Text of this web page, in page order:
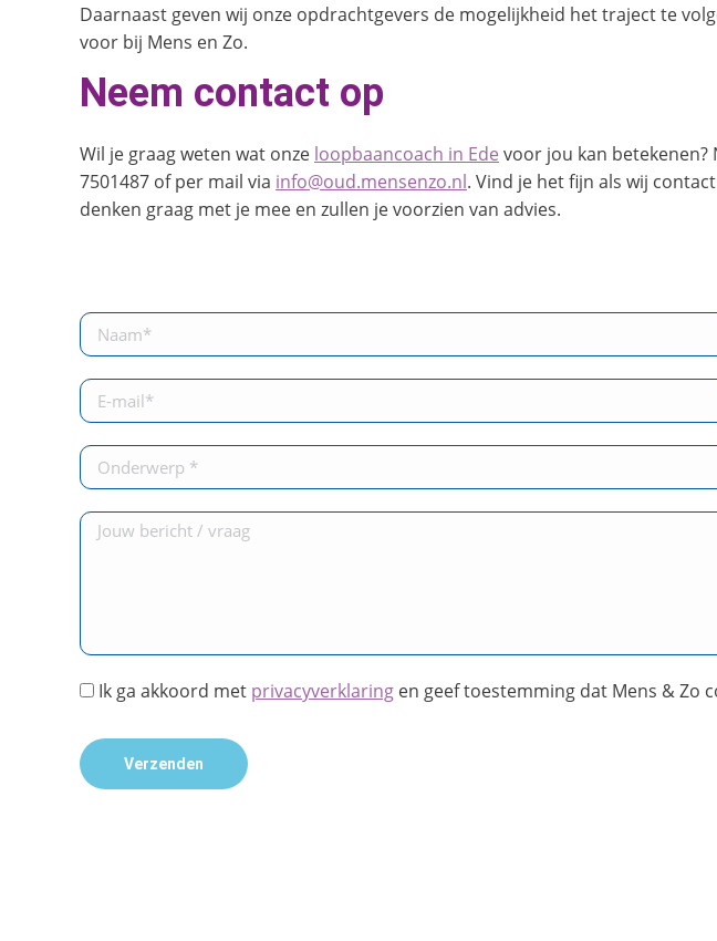
Daarnaast geven wij onze opdrachtgevers de mogelijkheid het traject te
voor bij Mens en Zo.
Neem contact op
Wil je graag weten wat onze loopbaancoach in Ede voor jou kan
7501487 of per mail via info@oud.mensenzo.nl. Vind je het fijn als wij
denken graag met je mee en zullen je voorzien van advies.
Ik ga akkoord met privacyverklaring en geef toestemming dat Mens & Zo